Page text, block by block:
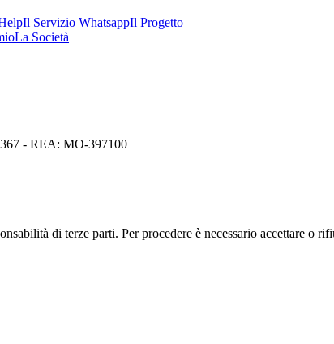
Il Servizio WhatsappIl Progetto
La Società
- REA: MO-397100
di terze parti. Per procedere è necessario accettare o